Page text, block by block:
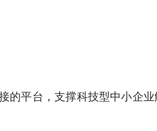
的平台，支撑科技型中小企